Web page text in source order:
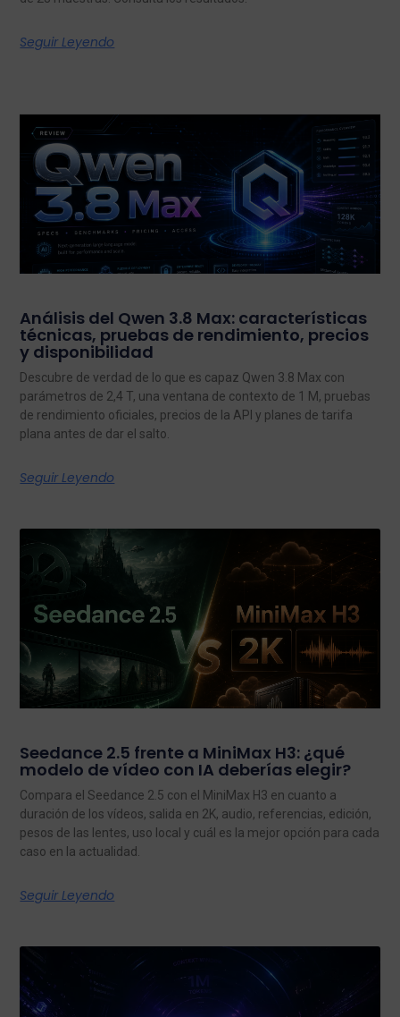
Seguir Leyendo
Análisis del Qwen 3.8 Max: características
técnicas, pruebas de rendimiento, precios
y disponibilidad
Descubre de verdad de lo que es capaz Qwen 3.8 Max con
parámetros de 2,4 T, una ventana de contexto de 1 M, pruebas
de rendimiento oficiales, precios de la API y planes de tarifa
plana antes de dar el salto.
Seguir Leyendo
Seedance 2.5 frente a MiniMax H3: ¿qué
modelo de vídeo con IA deberías elegir?
Compara el Seedance 2.5 con el MiniMax H3 en cuanto a
duración de los vídeos, salida en 2K, audio, referencias, edición,
pesos de las lentes, uso local y cuál es la mejor opción para cada
caso en la actualidad.
Seguir Leyendo